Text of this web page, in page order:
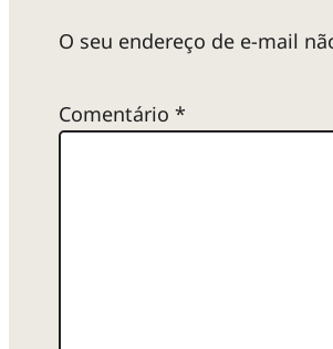
o
a
O seu endereço de e-mail
Comentário *